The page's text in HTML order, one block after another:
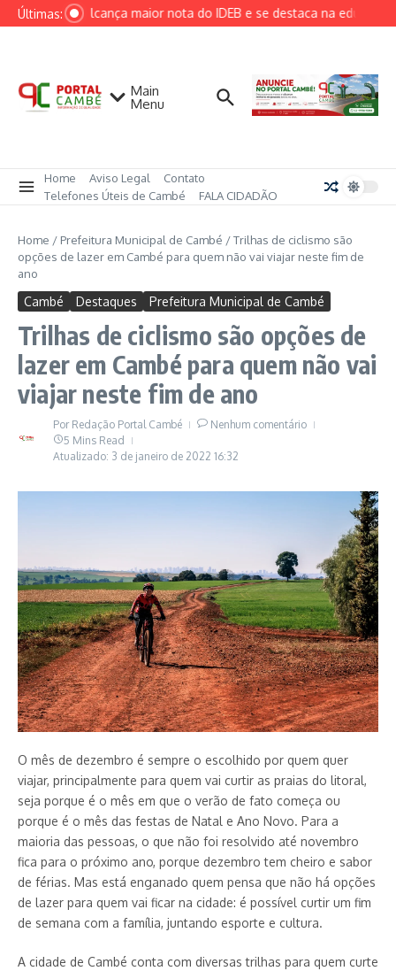
Ir para o conteúdo
Últimas:
Cambé alcança maior nota do IDEB e se destaca na educação
Main
Menu
Home Aviso Legal
Contato
Telefones Úteis de Cambé
FALA CIDADÃO
Home / Prefeitura Municipal de Cambé /Trilhas de ciclismo são
opções de lazer em Cambé para quem não vai viajar neste fim de
ano
Cambé Destaques Prefeitura Municipal de Cambé
Trilhas de ciclismo são opções de
lazer em Cambé para quem não vai
viajar neste fim de ano
Por Redação Portal Cambé
Nenhum comentário
5 Mins Read
Atualizado: 3 de janeiro de 2022 16:32
O mês de dezembro é sempre o escolhido por quem quer
viajar, principalmente para quem vai curtir as praias do litoral,
seja porque é o mês em que o verão de fato começa ou
porque é o mês das festas de Natal e Ano Novo. Para a
maioria das pessoas, o que não foi resolvido até novembro
fica para o próximo ano, porque dezembro tem cheiro e sabor
de férias. Mas está enganado quem pensa que não há opções
de lazer para quem vai ficar na cidade: é possível curtir um fim
de semana com a família, juntando esporte e cultura.
A cidade de Cambé conta com diversas trilhas para quem curte